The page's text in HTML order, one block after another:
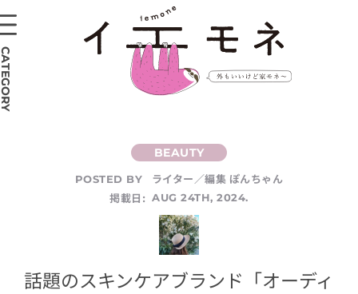
POSTED BY
ライター／編集 ぽんちゃん
掲載日: AUG 24TH, 2024.
話題のスキンケアブランド「オーディ